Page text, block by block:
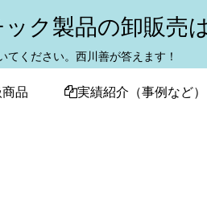
ク製品の卸販売
てください。西川善が答えます！
品 実績紹介（事例など）